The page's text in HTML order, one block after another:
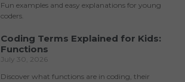
Fun examples and easy explanations for young
coders.
Coding Terms Explained for Kids:
Functions
July 30, 2026
Discover what functions are in coding, their